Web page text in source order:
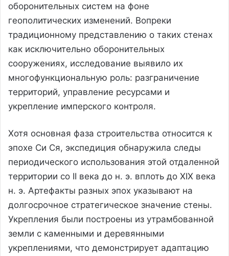
оборонительных систем на фоне
геополитических изменений. Вопреки
традиционному представлению о таких стенах
как исключительно оборонительных
сооружениях, исследование выявило их
многофункциональную роль: разграничение
территорий, управление ресурсами и
укрепление имперского контроля.
Хотя основная фаза строительства относится к
эпохе Си Ся, экспедиция обнаружила следы
периодического использования этой отдаленной
территории со II века до н. э. вплоть до XIX века
н. э. Артефакты разных эпох указывают на
долгосрочное стратегическое значение стены.
Укрепления были построены из утрамбованной
земли с каменными и деревянными
укреплениями, что демонстрирует адаптацию